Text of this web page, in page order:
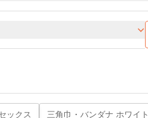
ックス 三角巾・バンダナ ホワイト